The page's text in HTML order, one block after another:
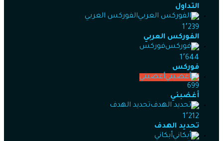
التداول
الفوركس العربي
1٬239
الفوركس العربي
فوركس
1٬644
فوركس
أغضبني
699
أغضبني
تحديد الهدف
1٬212
تحديد الهدف
أبكاني